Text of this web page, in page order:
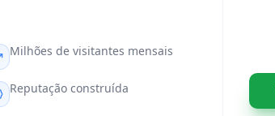
Milhões de visitantes mensais
Reputação construída